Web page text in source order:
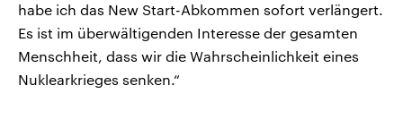
habe ich das New Start-Abkommen sofort verlängert.
Es ist im überwältigenden Interesse der gesamten
Menschheit, dass wir die Wahrscheinlichkeit eines
Nuklearkrieges senken.“